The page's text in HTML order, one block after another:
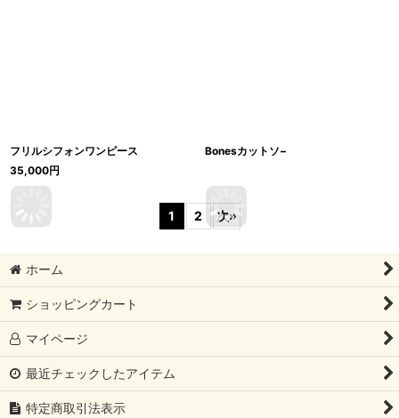
フリルシフォンワンピース
35,000円
Bonesカットソ−
1 2 次»
ホーム
ショッピングカート
マイページ
最近チェックしたアイテム
特定商取引法表示